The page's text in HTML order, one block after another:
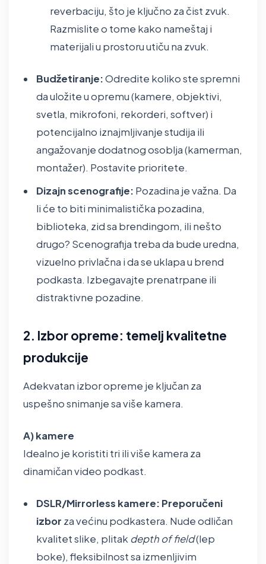
reverbaciju, što je ključno za čist zvuk.
Razmislite o tome kako nameštaj i
materijali u prostoru utiču na zvuk.
Budžetiranje:Odredite koliko ste spremni
da uložite u opremu (kamere, objektivi,
svetla, mikrofoni, rekorderi, softver) i
potencijalno iznajmljivanje studija ili
angažovanje dodatnog osoblja (kamerman,
montažer). Postavite prioritete.
Dizajn scenografije: Pozadina je važna. Da
li će to biti minimalistička pozadina,
biblioteka, zid sa brendingom, ili nešto
drugo? Scenografija treba da bude uredna,
vizuelno privlačna i da se uklapa u brend
podkasta. Izbegavajte prenatrpane ili
distraktivne pozadine.
2. Izbor opreme: temelj kvalitetne
produkcije
Adekvatan izbor opreme je ključan za
uspešno snimanje sa više kamera.
A) kamere
Idealno je koristiti tri ili više kamera za
dinamičan video podkast.
DSLR/Mirrorless kamere: Preporučeni
izbor za većinu podkastera. Nude odličan
kvalitet slike, plitak depth of field(lep
boke), fleksibilnost sa izmenljivim